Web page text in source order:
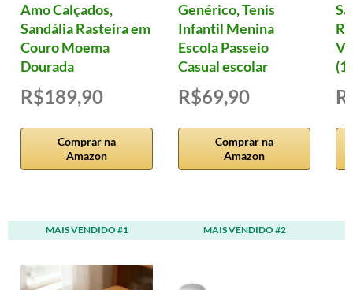
Amo Calçados,
Sandália Rasteira em
Couro Moema
Dourada
R$189,90
Comprar na
Amazon
Genérico, Tenis
Infantil Menina
Escola Passeio
Casual escolar
R$69,90
Comprar na
Amazon
MAIS VENDIDO #1 MAIS VENDIDO #2